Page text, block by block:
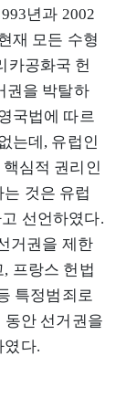
년과 2002
재 모든 수형
카공화국 헌
권을 박탈하
국법에 따르
는데, 유럽인
심적 권리인
것은 유럽
선언하였다.
거권을 제한
프랑스 헌법
특정범죄로
동안 선거권을
였다.